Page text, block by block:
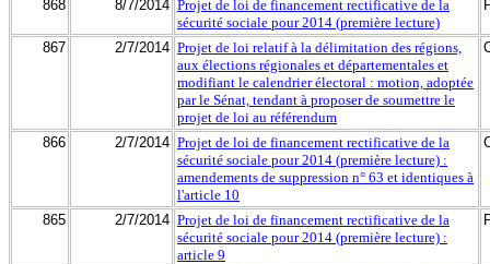
868 8/7/2014 Projet de loi de financement rectificative de la
sécurité sociale pour 2014 (première lecture)
867 2/7/2014 Projet de loi relatif à la délimitation des régions,
aux élections régionales et départementales et
modifiant le calendrier électoral : motion, adoptée
par le Sénat, tendant à proposer de soumettre le
projet de loi au référendum
866 2/7/2014 Projet de loi de financement rectificative de la
sécurité sociale pour 2014 (première lecture) :
amendements de suppression n° 63 et identiques à
l'article 10
865 2/7/2014 Projet de loi de financement rectificative de la
sécurité sociale pour 2014 (première lecture) :
article 9